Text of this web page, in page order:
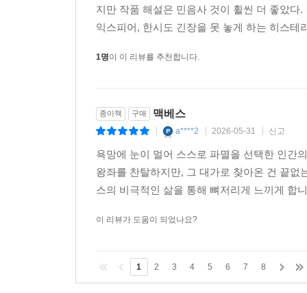
지만 작품 해설은 민음사 것이 휠씬 더 좋았
익스피어, 한시도 긴장을 못 놓게 하는 히스
1명이 이 리뷰를 추천합니다.
종이책 구매 맥베스
a****2 2026-05-31 신고
욕망에 눈이 멀어 스스로 파멸을 선택한 인간
왕좌를 찬탈하지만, 그 대가로 찾아온 건 끝
스의 비극적인 삶을 통해 뼈저리게 느끼게 합
이 리뷰가 도움이 되었나요?
1 2 3 4 5 6 7 8